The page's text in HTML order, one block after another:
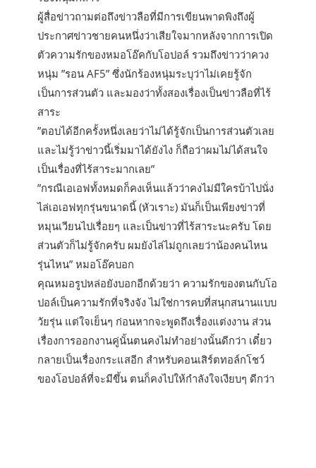
ผู้สื่อข่าวถามต่อถึงข่าวลือที่มีการเขียนพาดพิงถึงผู้
ประกาศข่าวชายคนหนึ่งว่าเสียใจมากหลังจากการเปิด
ตัวความรักของหมอโอ๊คกับโอปอล์ รวมถึงข่าวว่าควง
หนุ่ม ”รอน AF5” ซึ่งนักร้องหนุ่มระบุว่าไม่เคยรู้จัก
เป็นการส่วนตัว และมองว่าทั้งสองเรื่องเป็นข่าวลือที่ไร้
สาระ
”ตอบได้อีกครั้งหนึ่งเลยว่าไม่ได้รู้จักเป็นการส่วนตัวเลย
และไม่รู้ว่าข่าวนี้เริ่มมาได้ยังไง ก็ถือว่าผมไม่ได้สนใจ
เป็นเรื่องที่ไร้สาระมากเลย”
”กรณีเอเอฟทั้งหมดก็คงเห็นแล้วว่าคงไม่มีใครบ้าไปนั่ง
ไล่เอเอฟทุกรุ่นขนาดนี้ (หัวเราะ) มันก็เป็นเพียงข่าวที่
หมุนเวียนไปเรื่อยๆ และเป็นข่าวที่ไร้สาระนะครับ โดย
ส่วนตัวก็ไม่รู้จักครับ ผมยังไล่ไม่ถูกเลยว่าน้องคนไหน
รุ่นไหน” หมอโอ๊คบอก
คุณหมอรูปหล่อยังบอกอีกด้วยว่า ความรักของตนกับโอ
ปอล์เป็นความรักที่จริงจัง ไม่ใช่การคบที่สนุกสนานแบบ
วัยรุ่น แต่ใจเย็นๆ ก่อนหากจะพูดถึงเรื่องแต่งงาน ส่วน
เรื่องการออกงานคู่นั้นตนคงไม่ทำอย่างนั้นดีกว่า เดี๋ยว
กลายเป็นเรื่องกระแสอีก สำหรับคอนเสิร์ตทอล์กโชว์
ของโอปอล์ที่จะมีขึ้น ตนก็คงไปให้กำลังใจเงียบๆ ดีกว่า